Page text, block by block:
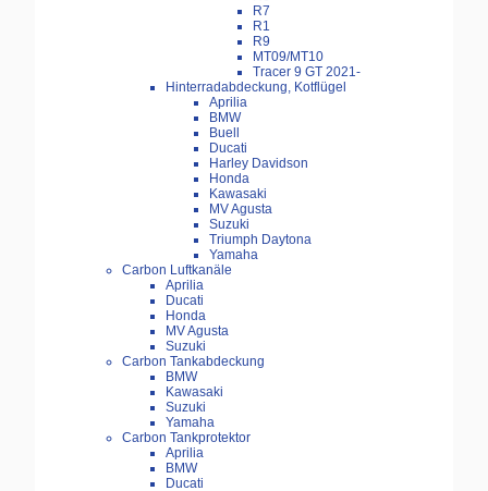
R7
R1
R9
MT09/MT10
Tracer 9 GT 2021-
Hinterradabdeckung, Kotflügel
Aprilia
BMW
Buell
Ducati
Harley Davidson
Honda
Kawasaki
MV Agusta
Suzuki
Triumph Daytona
Yamaha
Carbon Luftkanäle
Aprilia
Ducati
Honda
MV Agusta
Suzuki
Carbon Tankabdeckung
BMW
Kawasaki
Suzuki
Yamaha
Carbon Tankprotektor
Aprilia
BMW
Ducati